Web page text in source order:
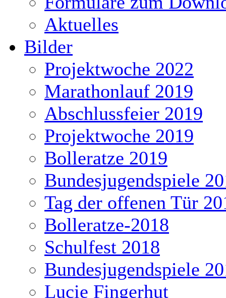
Aktuelles
Bilder
Projektwoche 2022
Marathonlauf 2019
Abschlussfeier 2019
Projektwoche 2019
Bolleratze 2019
Bundesjugendspiele
Tag der offenen Tür
Bolleratze-2018
Schulfest 2018
Bundesjugendspiele
Lucie Fingerhut